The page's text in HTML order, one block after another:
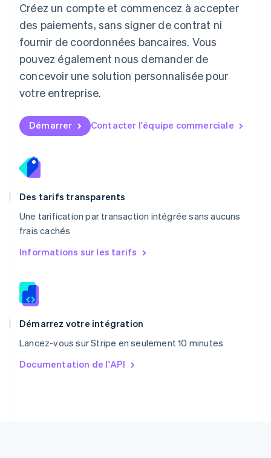
Créez un compte et commencez à accepter
des paiements, sans signer de contrat ni
fournir de coordonnées bancaires. Vous
pouvez également nous demander de
concevoir une solution personnalisée pour
votre entreprise.
Démarrer Contacter l'équipe commerciale
Des tarifs transparents
Une tarification par transaction intégrée sans aucuns
frais cachés
Informations sur les tarifs
Démarrez votre intégration
Lancez-vous sur Stripe en seulement 10 minutes
Documentation de l'API
Luxembourg
FrançaisDeutsch English
Malaisie
English 简体中文
Malte
English
EspañolEnglish
English
Nouvelle-Zélande
Pays-Bas
Nederlands
English
PortuguêsEnglish
R.A.S. de Hong Kong, Chine
English
Roumanie
Royaume-Uni
English
English简体中文
English